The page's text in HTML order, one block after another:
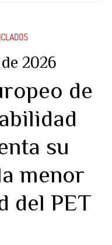
2026
de
su
menor
del PET